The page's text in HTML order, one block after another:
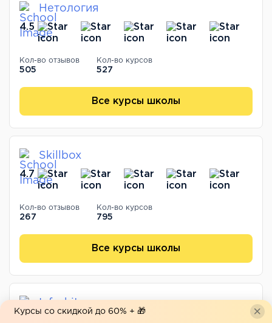
Нетология
4.5
Кол-во отзывов
505
Кол-во курсов
527
Все курсы школы
Skillbox
4.7
Кол-во отзывов
267
Кол-во курсов
795
Все курсы школы
Info-hit
Курсы со скидкой до 60% + 🎁